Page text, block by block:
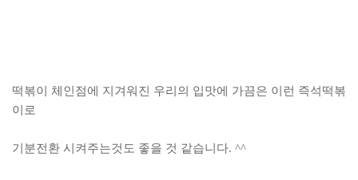
떡볶이 체인점에 지겨워진 우리의 입맛에 가끔은 이런 즉석떡볶
이로
기분전환 시켜주는것도 좋을 것 같습니다. ^^